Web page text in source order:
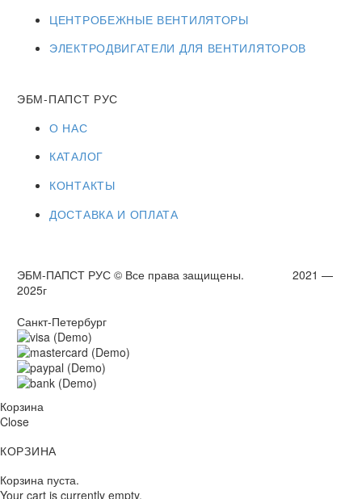
ЦЕНТРОБЕЖНЫЕ ВЕНТИЛЯТОРЫ
ЭЛЕКТРОДВИГАТЕЛИ ДЛЯ ВЕНТИЛЯТОРОВ
ЭБМ-ПАПСТ РУС
О НАС
КАТАЛОГ
КОНТАКТЫ
ДОСТАВКА И ОПЛАТА
ЭБМ-ПАПСТ РУС © Все права защищены. 2021 —
2025г
Санкт-Петербург
Корзина
Close
КОРЗИНА
Корзина пуста.
Your cart is currently empty.